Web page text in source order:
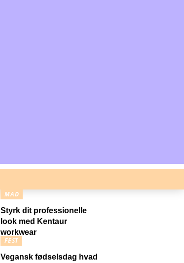
MAD
Styrk dit professionelle
look med Kentaur
workwear
FEST
Vegansk fødselsdag hvad